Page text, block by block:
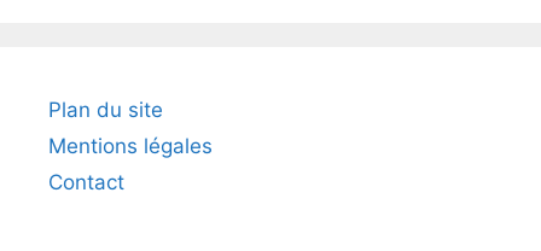
Plan du site
Mentions légales
Contact